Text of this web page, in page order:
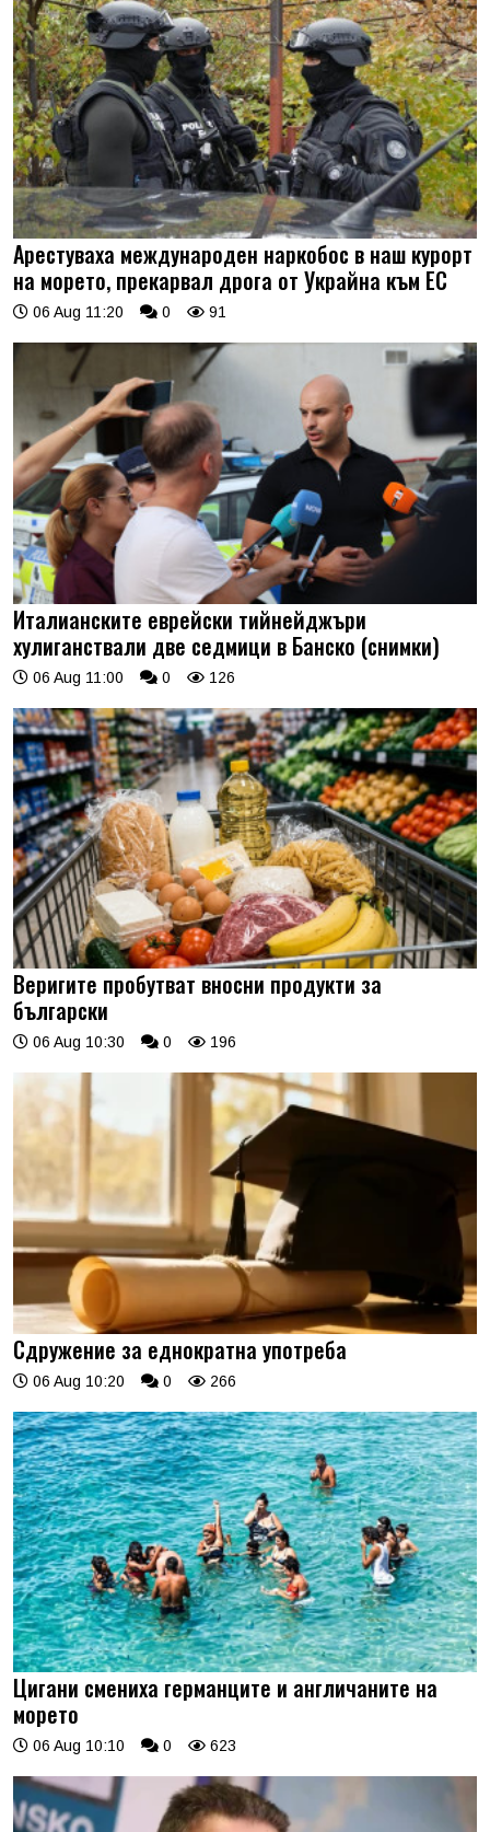
Арестуваха международен наркобос в наш курорт
на морето, прекарвал дрога от Украйна към ЕС
06 Aug 11:20 0 91
Италианските еврейски тийнейджъри
хулиганствали две седмици в Банско (снимки)
06 Aug 11:00 0 126
Веригите пробутват вносни продукти за
български
06 Aug 10:30 0 196
Сдружение за еднократна употреба
06 Aug 10:20 0 266
Цигани смениха германците и англичаните на
морето
06 Aug 10:10 0 623